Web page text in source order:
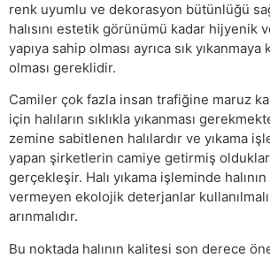
renk uyumlu ve dekorasyon bütünlüğü
halısını estetik görünümü kadar hijyenik
yapıya sahip olması ayrıca sık yıkanmaya
olması gereklidir.
Camiler çok fazla insan trafiğine maruz
için halıların sıklıkla yıkanması
zemine sabitlenen halılardır ve yıkama
yapan şirketlerin camiye getirmiş
gerçekleşir. Halı yıkama işleminde halının
vermeyen ekolojik deterjanlar
arınmalıdır.
Bu noktada halının kalitesi son derece